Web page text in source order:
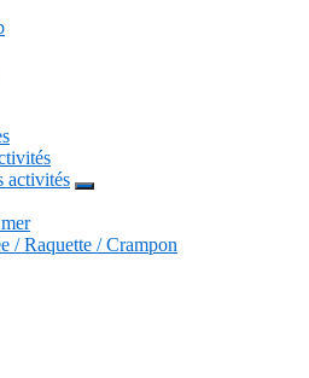
activités
/ Raquette / Crampon